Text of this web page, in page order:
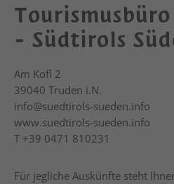
- Südtirols
Am Kofl 2
39040 Truden i.N.
info@suedtirols-sueden.info
www.suedtirols-sueden.info
T +39 0471 810231
Für jegliche Auskünfte steht